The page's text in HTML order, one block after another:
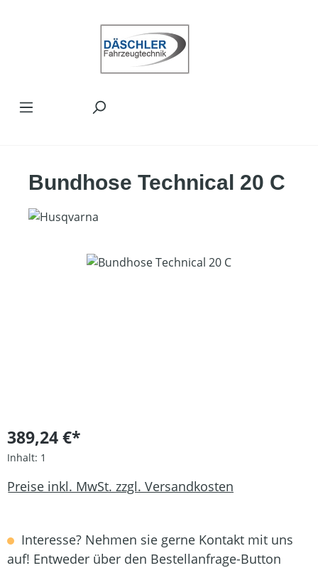
Bundhose Technical 20 C
Bildergalerie überspringen
389,24 €*
Inhalt: 1
Preise inkl. MwSt. zzgl. Versandkosten
Interesse? Nehmen sie gerne Kontakt mit uns
auf! Entweder über den Bestellanfrage-Button